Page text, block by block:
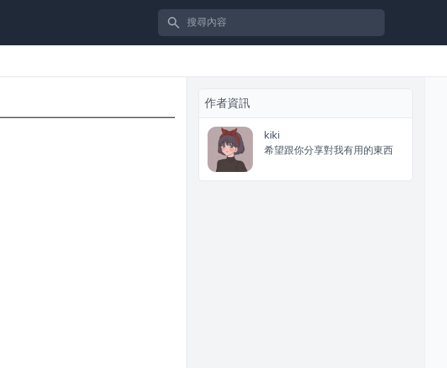
搜尋內容
作者資訊
kiki
希望跟你分享對我有用的東西